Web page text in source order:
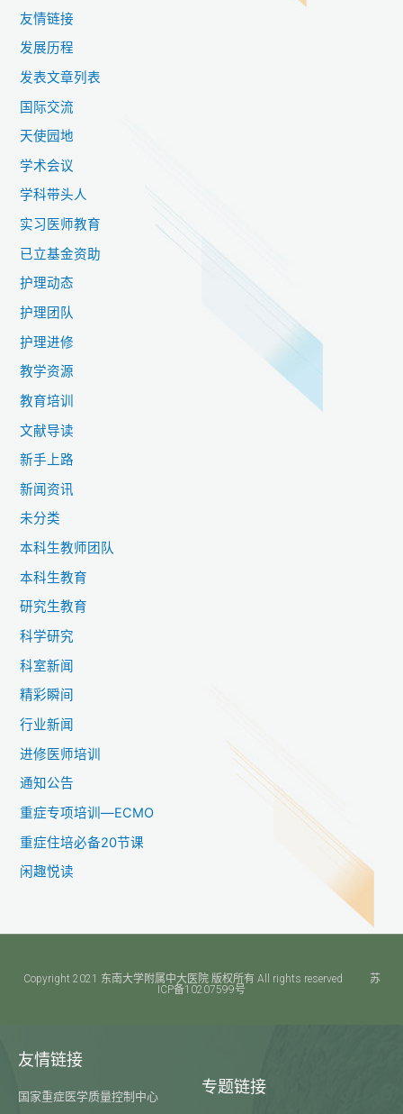
友情链接
发展历程
发表文章列表
国际交流
天使园地
学术会议
学科带头人
实习医师教育
已立基金资助
护理动态
护理团队
护理进修
教学资源
教育培训
文献导读
新手上路
新闻资讯
未分类
本科生教师团队
本科生教育
研究生教育
科学研究
科室新闻
精彩瞬间
行业新闻
进修医师培训
通知公告
重症专项培训—ECMO
重症住培必备20节课
闲趣悦读
Copyright 2021 东南大学附属中大医院 版权所有 All rights reserved 苏
ICP备10207599号​
友情链接
国家重症医学质量控制中心
专题链接